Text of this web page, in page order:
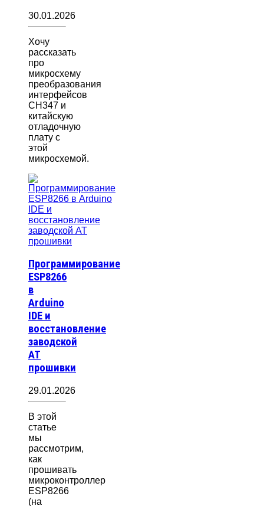
30.01.2026
Хочу
рассказать
про
микросхему
преобразования
интерфейсов
CH347 и
китайскую
отладочную
плату с
этой
микросхемой.
Программирование
ESP8266
в
Arduino
IDE и
восстановление
заводской
AT
прошивки
29.01.2026
В этой
статье
мы
рассмотрим,
как
прошивать
микроконтроллер
ESP8266
(на